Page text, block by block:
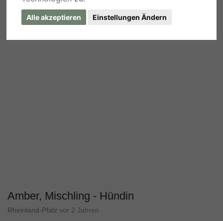
Alle akzeptieren Einstellungen Ändern
Amber, Mischling - Hündin
Rheinland-Pfalz vor 2 Jahren